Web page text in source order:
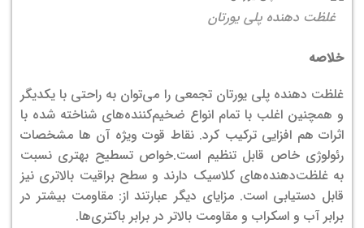
غلظت دهنده پلی یورتان
خلاصه
غلظت دهنده پلی یورتان تجمعی را می‌توان به راحتی با یکدیگر
و همچنین اغلب با تمام انواع ضخیم‌کننده‌های شناخته شده با
اثرات هم افزایی ترکیب کرد. نقاط قوت ویژه آن ها مشخصات
رئولوژی خاص قابل تنظیم است.خواص تسطیح بهتری نسبت
به غلظت‌دهنده‌های کلاسیک دارند و سطح براقیت بالاتری نیز
قابل دستیابی است. مزایای دیگر عبارتند از: مقاومت بیشتر در
برابر آب و اسکراب و مقاومت بالاتر در برابر باکتری‌ها.